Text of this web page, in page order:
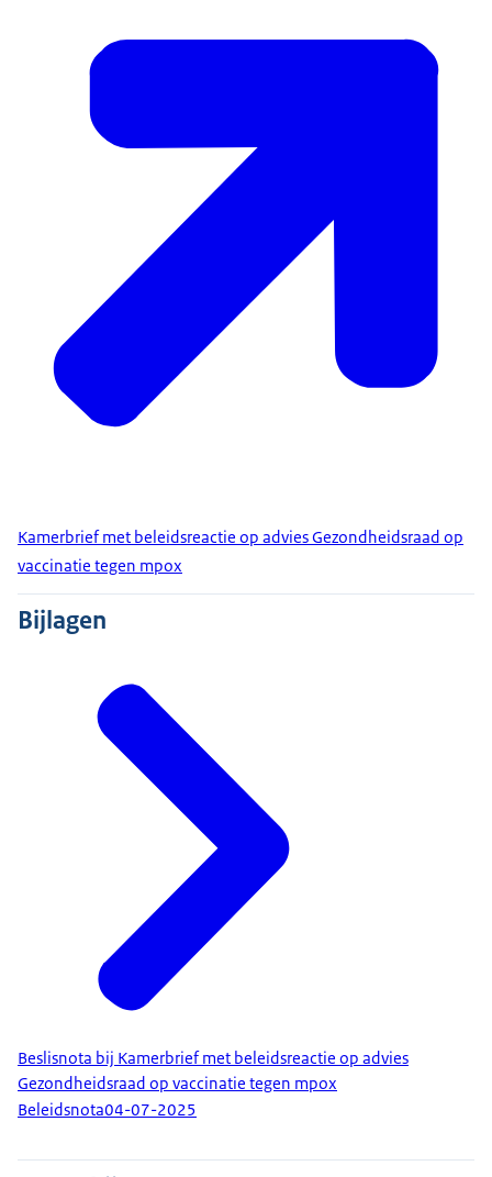
Kamerbrief met beleidsreactie op advies Gezondheidsraad op
vaccinatie tegen mpox
Bijlagen
Beslisnota bij Kamerbrief met beleidsreactie op advies
Gezondheidsraad op vaccinatie tegen mpox
Beleidsnota04-07-2025